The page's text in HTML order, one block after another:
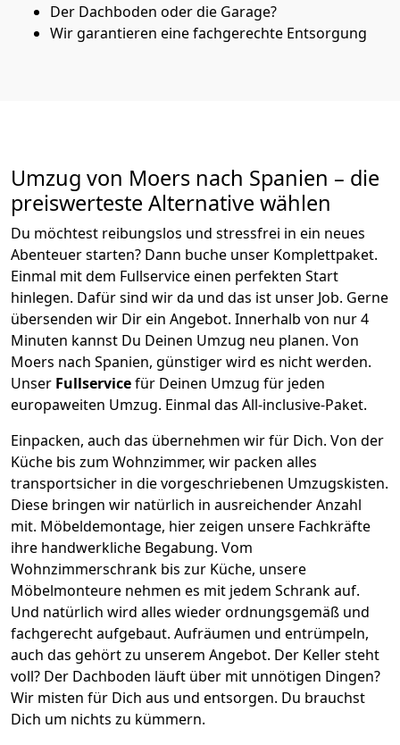
Der Dachboden oder die Garage?
Wir garantieren eine fachgerechte Entsorgung
Umzug von Moers nach Spanien – die
preiswerteste Alternative wählen
Du möchtest reibungslos und stressfrei in ein neues
Abenteuer starten? Dann buche unser Komplettpaket.
Einmal mit dem Fullservice einen perfekten Start
hinlegen. Dafür sind wir da und das ist unser Job. Gerne
übersenden wir Dir ein Angebot. Innerhalb von nur4
Minuten kannst Du Deinen Umzug neu planen. Von
Moers nach Spanien, günstiger wird es nicht werden.
Unser Fullservicefür Deinen Umzug für jeden
europaweiten Umzug. Einmal das All-inclusive-Paket.
Einpacken, auch das übernehmen wir für Dich. Von der
Küche bis zum Wohnzimmer, wir packen alles
transportsicher in die vorgeschriebenen Umzugskisten.
Diese bringen wir natürlich in ausreichender Anzahl
mit. Möbeldemontage, hier zeigen unsere Fachkräfte
ihre handwerkliche Begabung. Vom
Wohnzimmerschrank bis zur Küche, unsere
Möbelmonteure nehmen es mit jedem Schrank auf.
Und natürlich wird alles wieder ordnungsgemäß und
fachgerecht aufgebaut. Aufräumen und entrümpeln,
auch das gehört zu unserem Angebot. Der Keller steht
voll? Der Dachboden läuft über mit unnötigen Dingen?
Wir misten für Dich aus und entsorgen. Du brauchst
Dich um nichts zu kümmern.